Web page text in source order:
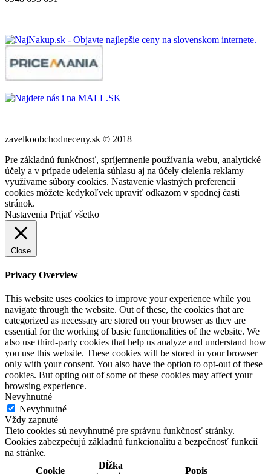
zavelkoobchodneceny.sk © 2018
Pre základnú funkčnosť, spríjemnenie používania webu, analytické
účely a v prípade udelenia súhlasu aj na účely cielenia reklamy
využívame súbory cookies. Nastavenie vlastných preferencií
cookies môžete kedykoľvek upraviť odkazom v spodnej časti
stránok.
Nastavenia Prijať všetko
Close
Privacy Overview
This website uses cookies to improve your experience while you
navigate through the website. Out of these, the cookies that are
categorized as necessary are stored on your browser as they are
essential for the working of basic functionalities of the website. We
also use third-party cookies that help us analyze and understand how
you use this website. These cookies will be stored in your browser
only with your consent. You also have the option to opt-out of these
cookies. But opting out of some of these cookies may affect your
browsing experience.
Nevyhnutné
Nevyhnutné
Vždy zapnuté
Tieto cookies sú nevyhnutné pre správnu funkčnosť stránky.
Cookies zabezpečujú základnú funkcionalitu a bezpečnosť funkcií
na stránke.
Cookie
Dĺžka
Popis